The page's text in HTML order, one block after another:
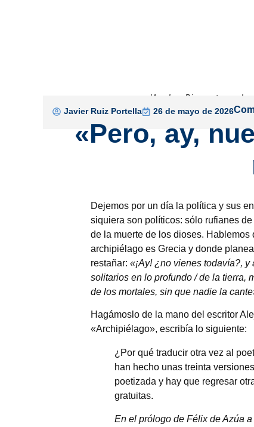
'Apolo y Diana atacando
Javier Ruiz Portella 26 de mayo de 2026
«Pero, ay,
Dejemos por un día la política y sus
siquiera son políticos: sólo rufianes
de la muerte de los dioses. Hablemos
archipiélago es Grecia y donde
restañar: «¡Ay! ¿no vienes todavía?,
solitarios en lo profundo / de la tierra,
de los mortales, sin que nadie la
Hagámoslo de la mano del escritor
«Archipiélago», escribía lo siguiente:
¿Por qué traducir otra vez al
han hecho unas treinta
poetizada y hay que regresar
gratuitas.
En el prólogo de Félix de Azúa